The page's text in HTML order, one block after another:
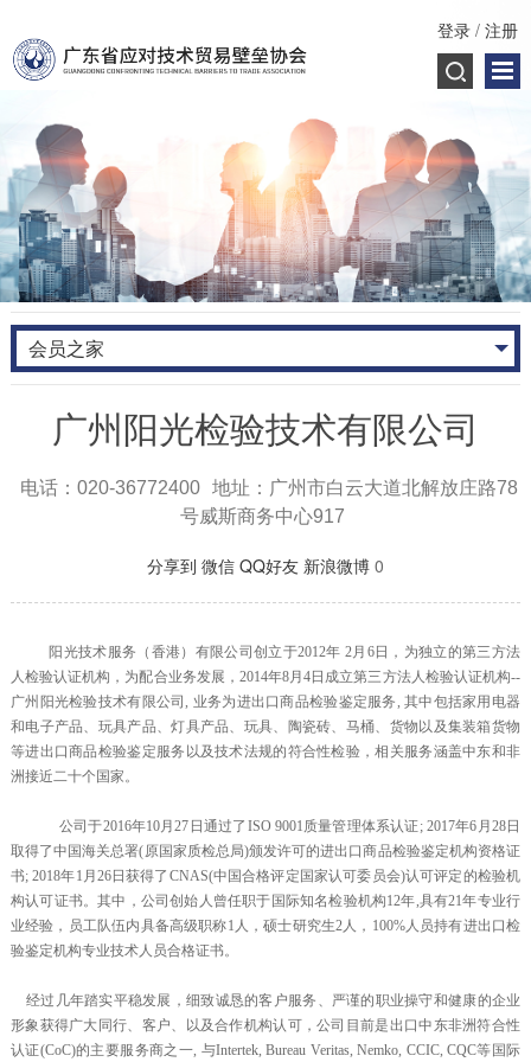
登录 /注册
会员之家
广州阳光检验技术有限公司
电话：020-36772400
地址：广州市白云大道北解放庄路78
号威斯商务中心917
分享到 微信 QQ好友 新浪微博 0
阳光技术服务（香港）有限公司创立于2012年 2月6日，为独立的第三方法
人检验认证机构，为配合业务发展，2014年8月4日成立第三方法人检验认证机构--
广州阳光检验技术有限公司, 业务为进出口商品检验鉴定服务, 其中包括家用电器
和电子产品、玩具产品、灯具产品、玩具、陶瓷砖、马桶、货物以及集装箱货物
等进出口商品检验鉴定服务以及技术法规的符合性检验，相关服务涵盖中东和非
洲接近二十个国家。
公司于2016年10月27日通过了ISO 9001质量管理体系认证; 2017年6月28日
取得了中国海关总署(原国家质检总局)颁发许可的进出口商品检验鉴定机构资格证
书; 2018年1月26日获得了CNAS(中国合格评定国家认可委员会)认可评定的检验机
构认可证书。其中，公司创始人曾任职于国际知名检验机构12年,具有21年专业行
业经验，员工队伍内具备高级职称1人，硕士研究生2人，100%人员持有进出口检
验鉴定机构专业技术人员合格证书。
经过几年踏实平稳发展，细致诚恳的客户服务、严谨的职业操守和健康的企业
形象获得广大同行、客户、以及合作机构认可，公司目前是出口中东非洲符合性
认证(CoC)的主要服务商之一, 与Intertek, Bureau Veritas, Nemko, CCIC, CQC等国际